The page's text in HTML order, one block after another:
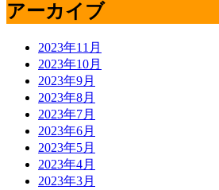
アーカイブ
2023年11月
2023年10月
2023年9月
2023年8月
2023年7月
2023年6月
2023年5月
2023年4月
2023年3月